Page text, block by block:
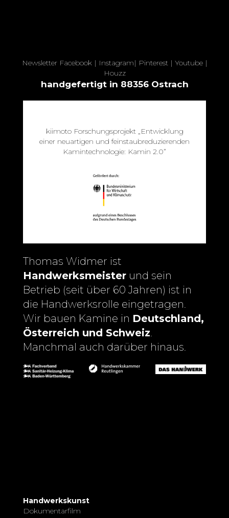
Newsletter Facebook| Instagram| Pinterest| Youtube|
Houzz
handgefertigt in 88356 Ostrach
kiimoto Forschungsprojekt „Entwicklung
einer neuartigen und feinstaubreduzierenden
Kamintechnologie: Kamin 2.0”
Thomas Widmer ist
Handwerksmeister und sein
Betrieb (seit über 60 Jahren) ist in
die Handwerksrolle eingetragen.
Wir bauen Kamine in Deutschland,
Österreich und Schweiz
Manchmal auch darüber hinaus.
Handwerkskunst
Dokumentarfilm